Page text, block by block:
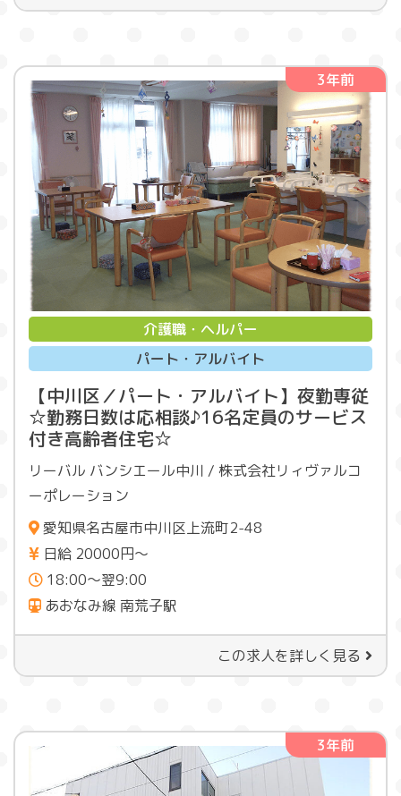
3年前
介護職・ヘルパー
パート・アルバイト
【中川区／パート・アルバイト】夜勤専従
☆勤務日数は応相談♪16名定員のサービス
付き高齢者住宅☆
リーバル バンシエール中川 / 株式会社リィヴァルコ
ーポレーション
愛知県名古屋市中川区上流町2-48
日給 20000円〜
18:00～翌9:00
あおなみ線 南荒子駅
この求人を詳しく見る
3年前